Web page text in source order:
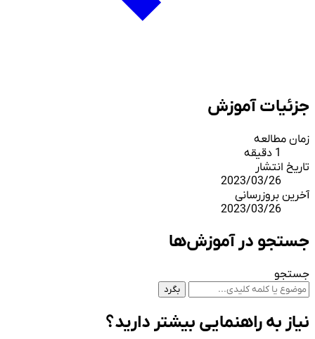
جزئیات آموزش
زمان مطالعه
تاریخ انتشار
2023/03/26
آخرین بروزرسانی
2023/03/26
جستجو در آموزش‌ها
جستجو
بگرد
نیاز به راهنمایی بیشتر دارید؟